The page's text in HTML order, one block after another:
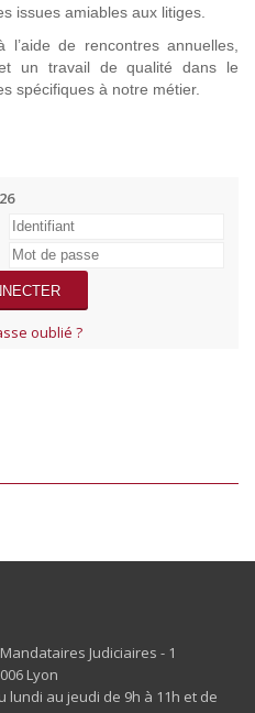
issues amiables aux litiges.
de rencontres annuelles,
un travail de qualité dans le
spécifiques à notre métier.
oublié ?
Judiciaires - 1
Lyon
au jeudi de 9h à 11h et de